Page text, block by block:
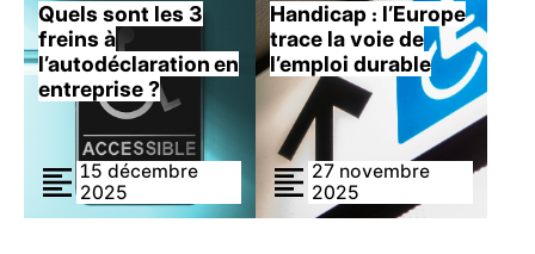
Quels sont les 3
freins à
l’autodéclaration en
entreprise ?
15 décembre
2025
Handicap : l’Europe
trace la voie de
l’emploi durable
27 novembre
2025